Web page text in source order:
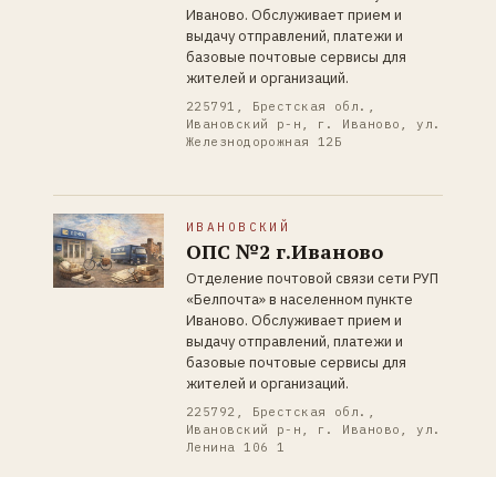
Иваново. Обслуживает прием и
выдачу отправлений, платежи и
базовые почтовые сервисы для
жителей и организаций.
225791, Брестская обл.,
Ивановский р-н, г. Иваново, ул.
Железнодорожная 12Б
ИВАНОВСКИЙ
ОПС №2 г.Иваново
Отделение почтовой связи сети РУП
«Белпочта» в населенном пункте
Иваново. Обслуживает прием и
выдачу отправлений, платежи и
базовые почтовые сервисы для
жителей и организаций.
225792, Брестская обл.,
Ивановский р-н, г. Иваново, ул.
Ленина 106 1